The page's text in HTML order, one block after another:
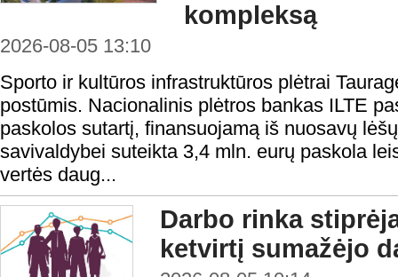
kompleksą
2026-08-05 13:10
Sporto ir kultūros infrastruktūros plėtrai
postūmis. Nacionalinis plėtros bankas ILTE
paskolos sutartį, finansuojamą iš nuosavų
savivaldybei suteikta 3,4 mln. eurų paskola
vertės daug...
Darbo rinka
ketvirtį sumažėjo